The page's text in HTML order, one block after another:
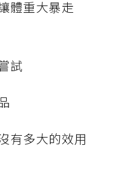
體重大暴走
試
有多大的效用